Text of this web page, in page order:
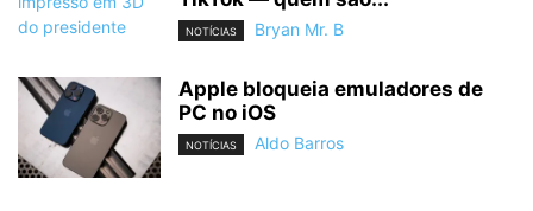
NOTÍCIAS Bryan Mr. B
Apple bloqueia emuladores de
PC no iOS
NOTÍCIAS Aldo Barros